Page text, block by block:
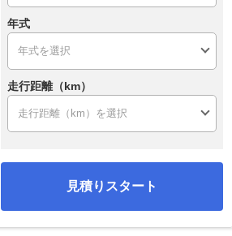
年式
走行距離（km）
見積りスタート